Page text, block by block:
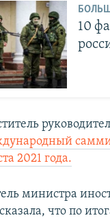
10
2021 года.
министра
что по